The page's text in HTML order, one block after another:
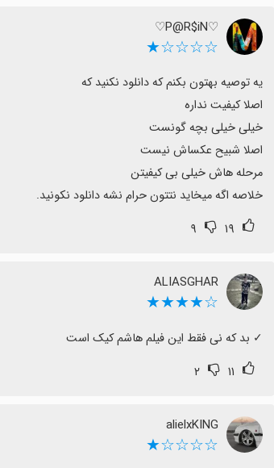
♡P@R$iN♡
☆☆☆☆★
خلاصه اگه میخاید نتتون حرام نشه دانلود نکونید.
۱۹ ۹
ALIASGHAR
☆★★★★
‏✓ بد که نی فقط این فیلم هاشم کیک است
۱۱ ۲
alielxKING
☆☆☆☆★